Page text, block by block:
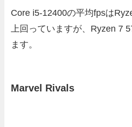
Core i5-12400の平均fpsは
上回っていますが、Ryzen 7
ます。
Marvel Rivals